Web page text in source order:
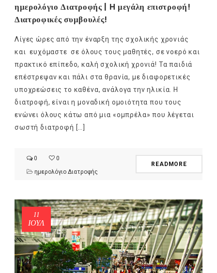
ημερολόγιο Διατροφής | H μεγάλη επιστροφή!
Διατροφικές συμβουλές!
Λίγες ώρες από την έναρξη της σχολικής χρονιάς
και ευχόμαστε σε όλους τους μαθητές, σε νοερό και
πρακτικό επίπεδο, καλή σχολική χρονιά! Τα παιδιά
επέστρεψαν και πάλι στα θρανία, με διαφορετικές
υποχρεώσεις το καθένα, ανάλογα την ηλικία. Η
διατροφή, είναι η μοναδική ομοιότητα που τους
ενώνει όλους κάτω από μια «ομπρέλα» που λέγεται
σωστή διατροφή […]
0
0
ημερολόγιο Διατροφής
READMORE
11
ΙΟΎΛ